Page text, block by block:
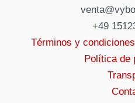
+49
Términos y
Política de